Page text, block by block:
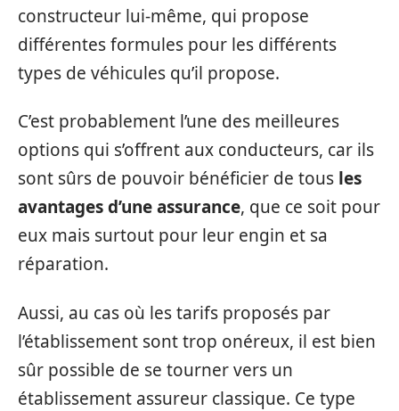
constructeur lui-même, qui propose
différentes formules pour les différents
types de véhicules qu’il propose.
C’est probablement l’une des meilleures
options qui s’offrent aux conducteurs, car ils
sont sûrs de pouvoir bénéficier de tous les
avantages d’une assurance, que ce soit pour
eux mais surtout pour leur engin et sa
réparation.
Aussi, au cas où les tarifs proposés par
l’établissement sont trop onéreux, il est bien
sûr possible de se tourner vers un
établissement assureur classique. Ce type